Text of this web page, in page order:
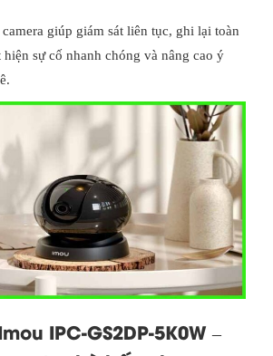
giúp giám sát liên tục, ghi lại toàn
sự cố nhanh chóng và nâng cao ý
IPC-GS2DP-5K0W –